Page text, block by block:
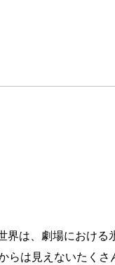
界は、劇場における
らは見えないたくさ